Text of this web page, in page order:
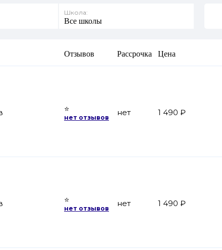
Школа:
Все школы
Отзывов Рассрочка Цена
⭐
нет отзывов
нет 1 490 ₽
⭐
нет отзывов
нет 1 490 ₽